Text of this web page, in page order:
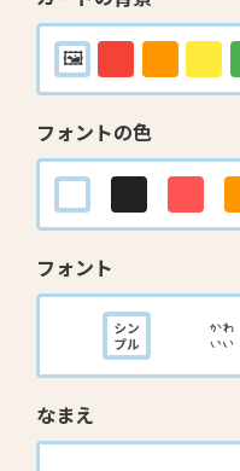
フォントの色
フォント
なまえ